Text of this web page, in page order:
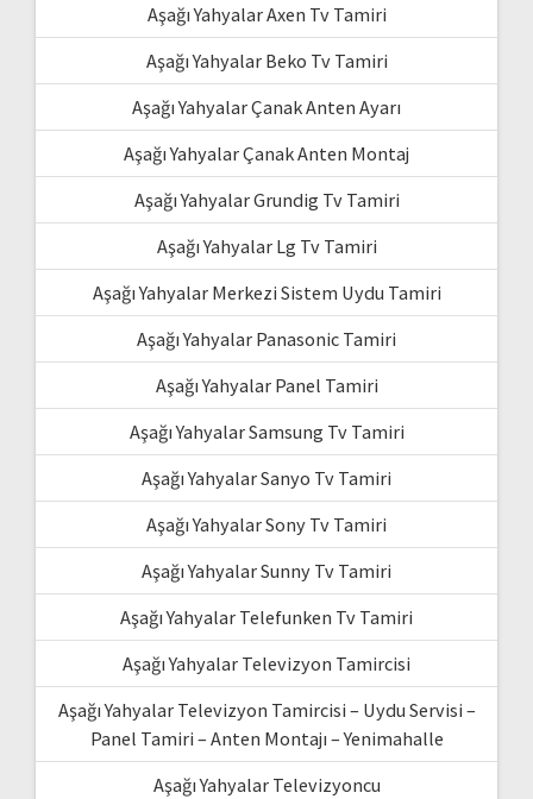
Aşağı Yahyalar Axen Tv Tamiri
Aşağı Yahyalar Beko Tv Tamiri
Aşağı Yahyalar Çanak Anten Ayarı
Aşağı Yahyalar Çanak Anten Montaj
Aşağı Yahyalar Grundig Tv Tamiri
Aşağı Yahyalar Lg Tv Tamiri
Aşağı Yahyalar Merkezi Sistem Uydu Tamiri
Aşağı Yahyalar Panasonic Tamiri
Aşağı Yahyalar Panel Tamiri
Aşağı Yahyalar Samsung Tv Tamiri
Aşağı Yahyalar Sanyo Tv Tamiri
Aşağı Yahyalar Sony Tv Tamiri
Aşağı Yahyalar Sunny Tv Tamiri
Aşağı Yahyalar Telefunken Tv Tamiri
Aşağı Yahyalar Televizyon Tamircisi
Aşağı Yahyalar Televizyon Tamircisi – Uydu Servisi –
Panel Tamiri – Anten Montajı – Yenimahalle
Aşağı Yahyalar Televizyoncu